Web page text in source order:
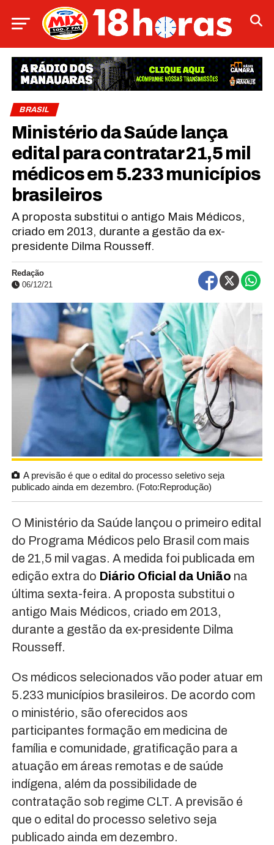
BRASIL
Ministério da Saúde lança
edital para contratar 21,5 mil
médicos em 5.233 municípios
brasileiros
A proposta substitui o antigo Mais Médicos,
criado em 2013, durante a gestão da ex-
presidente Dilma Rousseff.
Redação
06/12/21
A previsão é que o edital do processo seletivo seja
publicado ainda em dezembro. (Foto:Reprodução)
O Ministério da Saúde lançou o primeiro edital
do Programa Médicos pelo Brasil com mais
de 21,5 mil vagas. A medida foi publicada em
edição extra do Diário Oficial da União na
última sexta-feira. A proposta substitui o
antigo Mais Médicos, criado em 2013,
durante a gestão da ex-presidente Dilma
Rousseff.
Os médicos selecionados vão poder atuar em
5.233 municípios brasileiros. De acordo com
o ministério, são oferecidos aos
participantes formação em medicina de
família e comunidade, gratificação para a
atuação em áreas remotas e de saúde
indígena, além da possibilidade de
contratação sob regime CLT. A previsão é
que o edital do processo seletivo seja
publicado ainda em dezembro.